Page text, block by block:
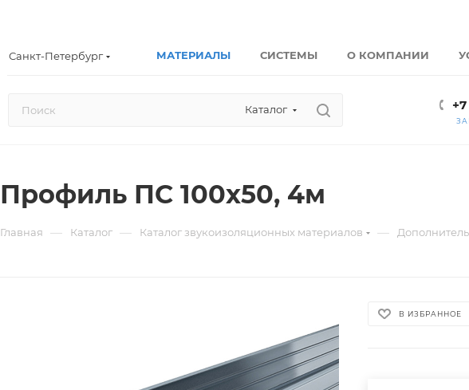
Санкт-Петербург МАТЕРИАЛЫ СИСТЕМЫ О КОМПАНИИ
Каталог
Профиль ПС 100х50, 4м
Главная — Каталог — Каталог звукоизоляционных материалов —
В ИЗБРАННОЕ